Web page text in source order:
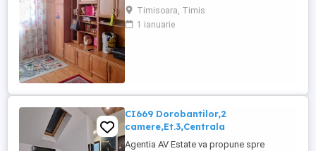
recent Renovat,cu 1 camera,la Et.4 din
4,situat in zona Sagului,aproape de Piata
Doina.Blocul are acoperis.,Apartamentul
Timisoara, Timis
1 ianuarie
CI669 Dorobantilor,2
camere,Et.3,Centrala
Agentia AV Estate va propune spre